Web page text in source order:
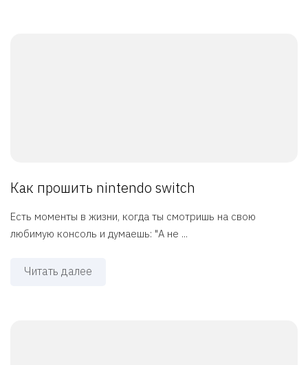
Как прошить nintendo switch
Есть моменты в жизни, когда ты смотришь на свою
любимую консоль и думаешь: "А не ...
Читать далее